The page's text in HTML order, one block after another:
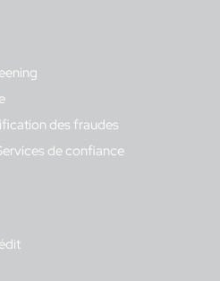
des fraudes
de confiance